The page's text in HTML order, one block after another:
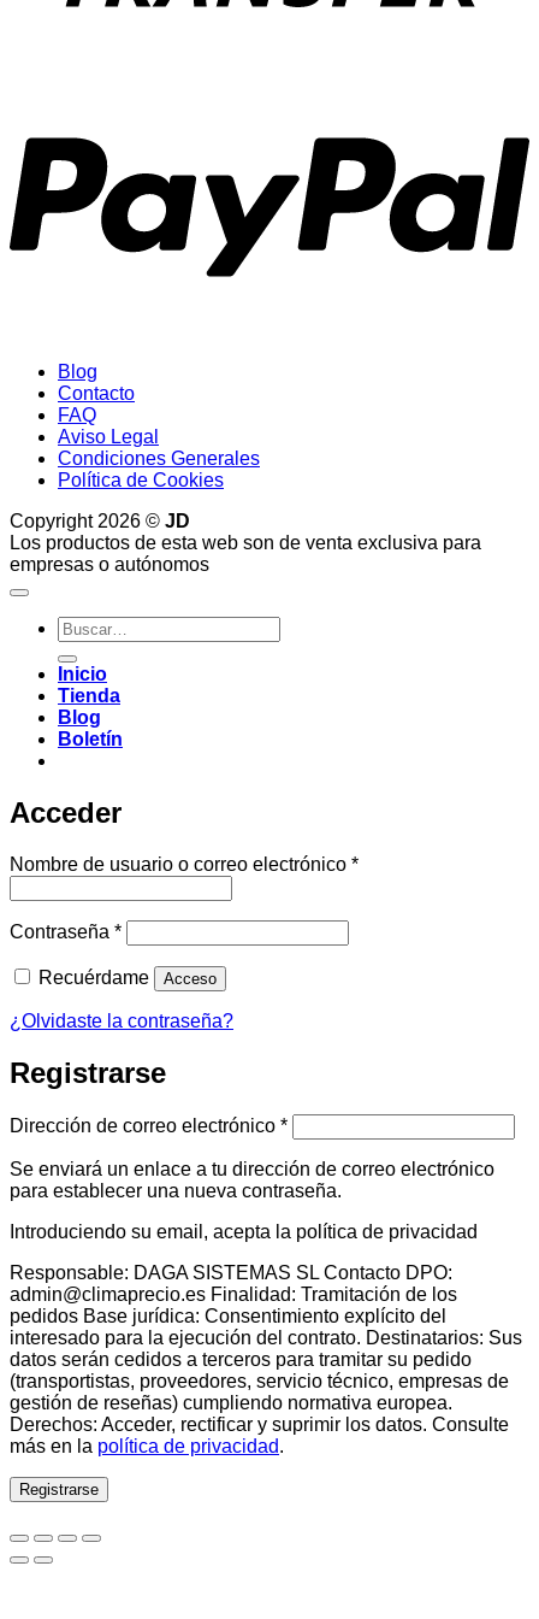
Blog
Contacto
FAQ
Aviso Legal
Condiciones Generales
Política de Cookies
Copyright 2026 © JD
Los productos de esta web son de venta exclusiva para
empresas o autónomos
Buscar
por:
Inicio
Tienda
Blog
Boletín
Acceder
Nombre de usuario o correo electrónico *Obligatorio
Contraseña *Obligatorio
Recuérdame Acceso
¿Olvidaste la contraseña?
Registrarse
Dirección de correo electrónico *Obligatorio
Se enviará un enlace a tu dirección de correo electrónico
para establecer una nueva contraseña.
Introduciendo su email, acepta la política de privacidad
Responsable: DAGA SISTEMAS SL Contacto DPO:
admin@climaprecio.es Finalidad: Tramitación de los
pedidos Base jurídica: Consentimiento explícito del
interesado para la ejecución del contrato. Destinatarios: Sus
datos serán cedidos a terceros para tramitar su pedido
(transportistas, proveedores, servicio técnico, empresas de
gestión de reseñas) cumpliendo normativa europea.
Derechos: Acceder, rectificar y suprimir los datos. Consulte
más en la política de privacidad.
Registrarse